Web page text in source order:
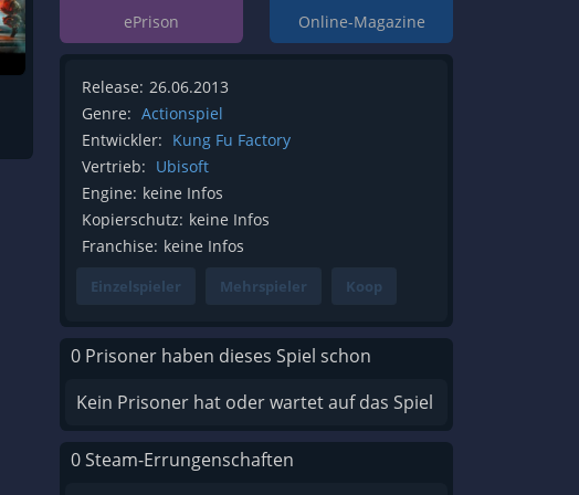
ePrison Online-Magazine
Release: 26.06.2013
Genre: Actionspiel
Entwickler: Kung Fu Factory
Vertrieb: Ubisoft
Engine: keine Infos
Kopierschutz: keine Infos
Franchise: keine Infos
Einzelspieler Mehrspieler Koop
0 Prisoner haben dieses Spiel schon
Kein Prisoner hat oder wartet auf das Spiel
0 Steam-Errungenschaften